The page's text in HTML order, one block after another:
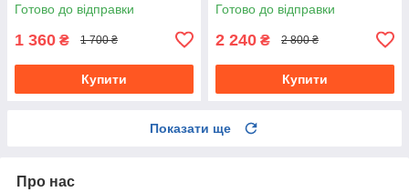
Готово до відправки
1 360 ₴ 1 700 ₴
Купити
Готово до відправки
2 240 ₴ 2 800 ₴
Купити
Показати ще
Про нас